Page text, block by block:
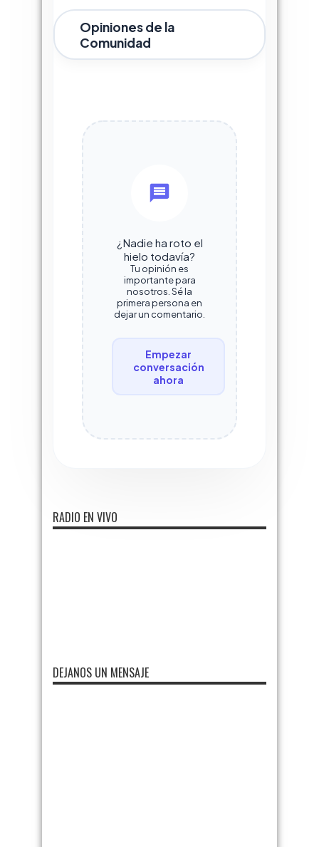
Opiniones de la
Comunidad
¿Nadie ha roto el
hielo todavía?
Tu opinión es
importante para
nosotros. Sé la
primera persona en
dejar un comentario.
Empezar
conversación
ahora
RADIO EN VIVO
DEJANOS UN MENSAJE